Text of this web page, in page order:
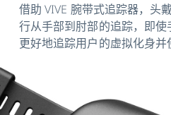
借助 VIVE 腕带式追踪器，头
行从手部到肘部的追踪，即
更好地追踪用户的虚拟化身并